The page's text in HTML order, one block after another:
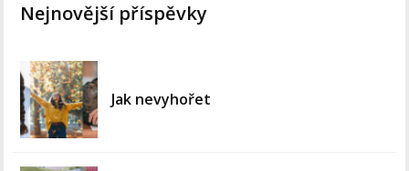
Nejnovější příspěvky
Jak nevyhořet